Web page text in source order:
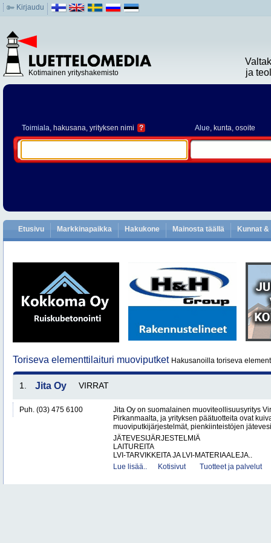
Kirjaudu
Kotimainen yrityshakemisto
ja
Toimiala, hakusana, yrityksen nimi ? Alue, kunta, osoite
Etusivu Markkinapaikka Hakukone Mainosta täällä Kunnat
Toriseva elementtilaituri muoviputket Hakusanoilla toriseva
1. Jita Oy VIRRAT
Puh. (03) 475 6100
Jita Oy on suomalainen muoviteollisuusyritys
Pirkanmaalta, ja yrityksen päätuotteita ovat
muoviputkijärjestelmät, pienkiinteistöjen
JÄTEVESIJÄRJESTELMIÄ
LAITUREITA
LVI-TARVIKKEITA JA LVI-MATERIAALEJA..
Lue lisää..
Kotisivut Tuotteet ja palvelut